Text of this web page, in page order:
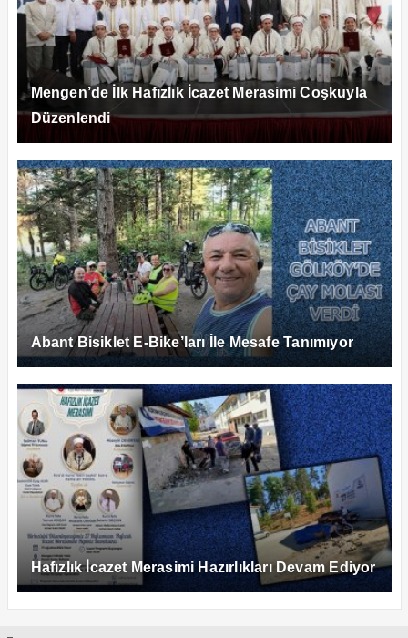
Mengen’de İlk Hafızlık İcazet Merasimi Coşkuyla
Düzenlendi
Abant Bisiklet E-Bike’ları İle Mesafe Tanımıyor
Hafızlık İcazet Merasimi Hazırlıkları Devam Ediyor